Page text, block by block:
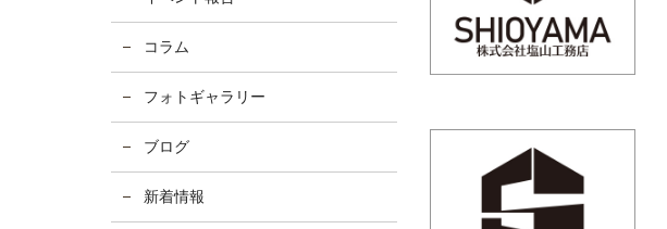
コラム
フォトギャラリー
ブログ
新着情報